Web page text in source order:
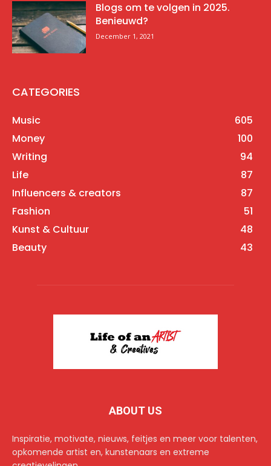
Blogs om te volgen in 2025.
Benieuwd?
December 1, 2021
CATEGORIES
Music
605
Money
100
Writing
94
Life
87
Influencers & creators
87
Fashion
51
Kunst & Cultuur
48
Beauty
43
ABOUT US
Inspiratie, motivate, nieuws, feitjes en meer voor talenten,
opkomende artist en, kunstenaars en extreme